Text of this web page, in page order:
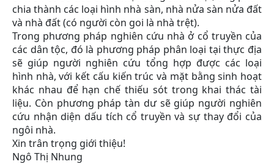
chia thành các loại hình nhà sàn, nhà nửa sàn nửa đất
và nhà đất (có người còn goi là nhà trệt).
Trong phương pháp nghiên cứu nhà ở cổ truyền của
các dân tộc, đó là phương pháp phân loại tại thực địa
sẽ giúp người nghiên cứu tổng hợp được các loại
hình nhà, với kết cấu kiến trúc và mặt bằng sinh hoạt
khác nhau để hạn chế thiếu sót trong khai thác tài
liệu. Còn phương pháp tàn dư sẽ giúp người nghiên
cứu nhận diện dấu tích cổ truyền và sự thay đổi của
ngôi nhà.
Xin trân trọng giới thiệu!
Ngô Thị Nhung